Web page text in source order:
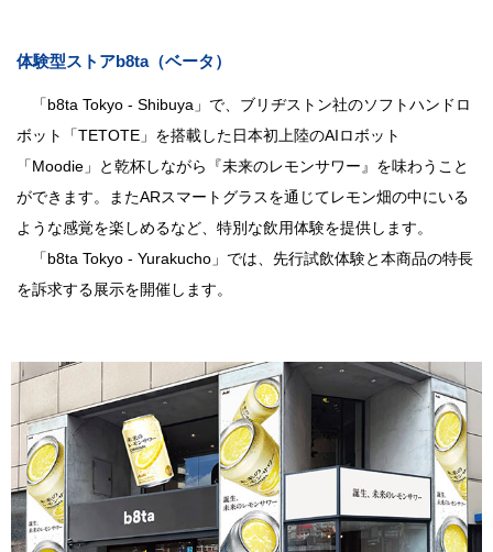
体験型ストアb8ta（ベータ）
「b8ta Tokyo - Shibuya」で、ブリヂストン社のソフトハンドロ
ボット「TETOTE」を搭載した日本初上陸のAIロボット
「Moodie」と乾杯しながら『未来のレモンサワー』を味わうこと
ができます。またARスマートグラスを通じてレモン畑の中にいる
ような感覚を楽しめるなど、特別な飲用体験を提供します。
「b8ta Tokyo - Yurakucho」では、先行試飲体験と本商品の特長
を訴求する展示を開催します。